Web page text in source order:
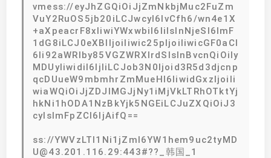
vmess://eyJhZGQiOiJjZmNkbjMuc2FuZm
VuY2RuOS5jb20iLCJwcyI6IvCfh6/wn4e1X
+aXpeacrF8xIiwiYWxwbiI6IiIsInNjeSI6ImF
1dG8iLCJ0eXBlIjoiIiwic25pIjoiIiwicGF0aCI
6Ii92aWRlby85VGZWRXlrdSIsInBvcnQiOiIy
MDUyIiwidiI6IjIiLCJob3N0Ijoid3R5d3djcnp
qcDUueW9mbmhrZmMueHl6IiwidGxzIjoiIi
wiaWQiOiJjZDJlMGJjNy1iMjVkLTRhOTktYj
hkNi1hODA1NzBkYjk5NGEiLCJuZXQiOiJ3
cyIsImFpZCI6IjAifQ==
ss://YWVzLTI1Ni1jZmI6YW1hem9uc2tyMD
U@43.201.116.29:443#??_韩国_1